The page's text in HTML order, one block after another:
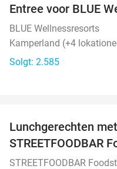
Entree voor BLUE
BLUE Wellnessresorts
Kamperland (+4
Solgt: 2.585
Lunchgerechten
STREETFOODBAR
STREETFOODBAR